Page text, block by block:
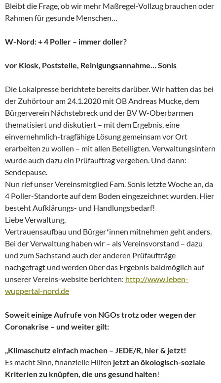
Bleibt die Frage, ob wir mehr Maßregel-Vollzug brauchen oder
Rahmen für gesunde Menschen…
W-Nord: + 4 Poller – immer doller?
vor Kiosk, Poststelle, Reinigungsannahme… Sonis
Die Lokalpresse berichtete bereits darüber. Wir hatten das bei
der Zuhörtour am 24.1.2020 mit OB Andreas Mucke, dem
Bürgerverein Nächstebreck und der BV W-Oberbarmen
thematisiert und diskutiert – mit dem Ergebnis, eine
einvernehmlich-tragfähige Lösung gemeinsam vor Ort
erarbeiten zu wollen – mit allen Beteiligten. Verwaltungsintern
wurde auch dazu ein Prüfauftrag vergeben. Und dann:
Sendepause.
Nun rief unser Vereinsmitglied Fam. Sonis letzte Woche an, da
4 Poller-Standorte auf dem Boden eingezeichnet wurden. Hier
besteht Aufklärungs- und Handlungsbedarf!
Liebe Verwaltung,
Vertrauensaufbau und Bürger*innen mitnehmen geht anders.
Bei der Verwaltung haben wir – als Vereinsvorstand – dazu
und zum Sachstand auch der anderen Prüfaufträge
nachgefragt und werden über das Ergebnis baldmöglich auf
unserer Vereins-website berichten: http://www.leben-
wuppertal-nord.de
Soweit einige Aufrufe von NGOs trotz oder wegen der
Coronakrise – und weiter gilt:
„Klimaschutz einfach machen – JEDE/R, hier & jetzt!
Es macht Sinn, finanzielle Hilfen jetzt an ökologisch-soziale
Kriterien zu knüpfen, die uns gesund halten!